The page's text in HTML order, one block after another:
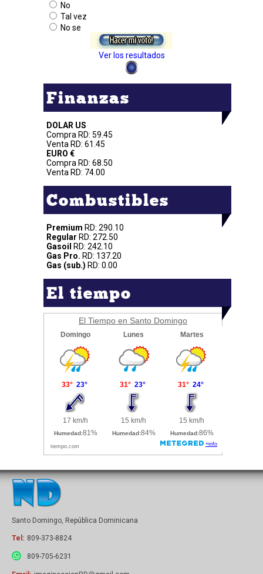
No
Tal vez
No se
Ver los resultados
Finanzas
DOLAR US
Compra RD: 59.45
Venta RD: 61.45
EURO €
Compra RD: 68.50
Venta RD: 74.00
Combustibles
Premium RD: 290.10
Regular RD: 272.50
Gasoil
RD: 242.10
Gas Pro. RD: 137.20
Gas (sub.) RD: 0.00
El tiempo
El Tiempo en Santo Domingo
Santo Domingo, República Dominicana
Tel: 809-373-8824
809-705-6231